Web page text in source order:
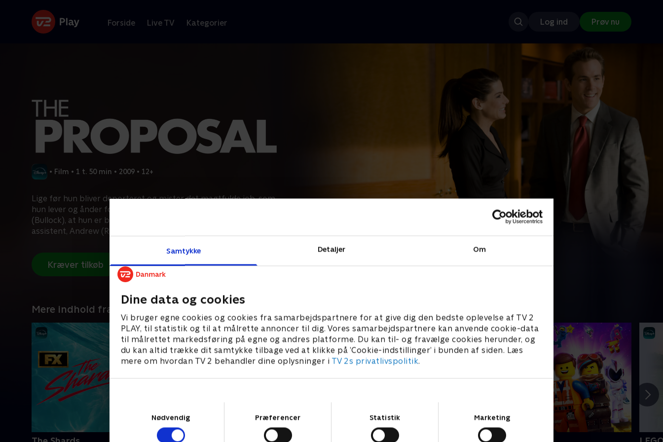
Samtykke Detaljer Om
Dine data og cookies
Vi bruger egne cookies og cookies fra samarbejdspartnere for at give dig den bedste oplevelse af TV 2
PLAY, til statistik og til at målrette annoncer til dig. Vores samarbejdspartnere kan anvende cookie-data
til målrettet markedsføring på egne og andres platforme. Du kan til- og fravælge cookies herunder, og
du kan altid trække dit samtykke tilbage ved at klikke på ’Cookie-indstillinger’ i bunden af siden. Læs
mere om hvordan TV 2 behandler dine oplysninger i TV 2s privatlivspolitik.
Nødvendig
Præferencer Statistik Marketing
Forside Live TV Kategorier Log ind Prøv nu
• Film • 1 t. 50 min • 2009 • 12+
Lige før hun bliver deporteret og mister det magtfulde job, som
hun lever og ånder for, annoncerer den kontrollerende Margaret
(Bullock), at hun er blevet forlovet med sin intetanende
assistent, Andrew (Ryan Reynolds).
Kræver tilkøb
Mere indhold fra Disney+